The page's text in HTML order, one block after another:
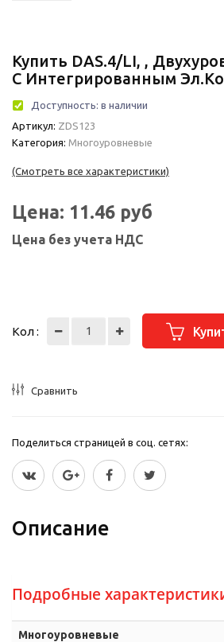
Купить DAS.4/LI, ,
С Интегрированным
Доступность: в наличии
Артикул: ZDS123
Категория: Многоуровневые
(Смотреть все характеристики)
Цена: 11.46 руб
Цена без учета НДС
Кол :
Сравнить
Поделиться страницей в соц. сетях:
Описание
Подробные
Многоуровневые